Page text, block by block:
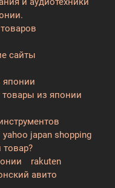
сайты
японии
товары из японии
yahoo japan shopping
rakuten
авито